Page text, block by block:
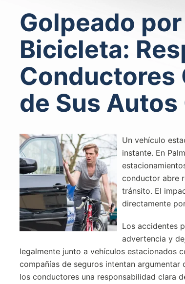
Golpeado
Bicicleta:
Conductores
de Sus
Un vehículo
instante. En
conductor abre
tránsito. El
directamente
Los accidentes
advertencia y
legalmente junto a vehículos estacionados
compañías de seguros intentan
los conductores una responsabilidad clara